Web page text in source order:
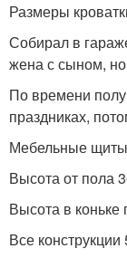
Размеры
Собирал в
жена с сыном,
По времени
праздниках,
Мебельные
Высота от пола
Высота в
Все